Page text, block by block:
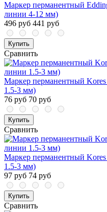
Маркер перманентный
линии 4-12 мм)
496 руб 441 руб
Купить
Сравнить
Маркер перманентный
1.5-3 мм)
76 руб 70 руб
Купить
Сравнить
Маркер перманентный
1.5-3 мм)
97 руб 74 руб
Купить
Сравнить